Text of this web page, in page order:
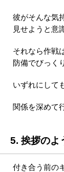
彼がそんな気
見せようと意
それなら作戦
防備でびっく
いずれにして
関係を深めて
5. 挨拶のよ
付き合う前の